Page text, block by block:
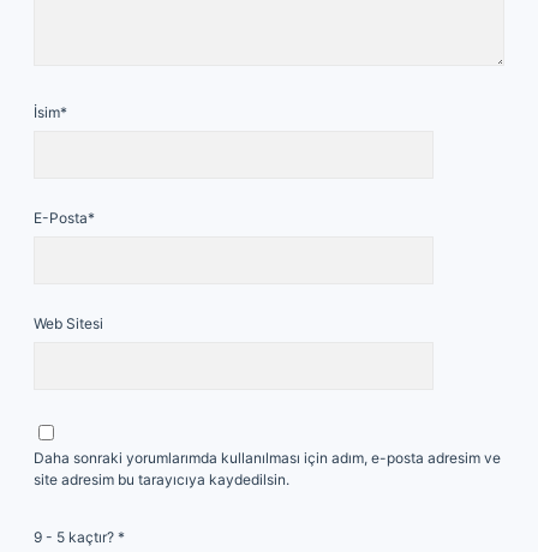
İsim*
E-Posta*
Web Sitesi
Daha sonraki yorumlarımda kullanılması için adım, e-posta adresim ve
site adresim bu tarayıcıya kaydedilsin.
9 - 5 kaçtır? *